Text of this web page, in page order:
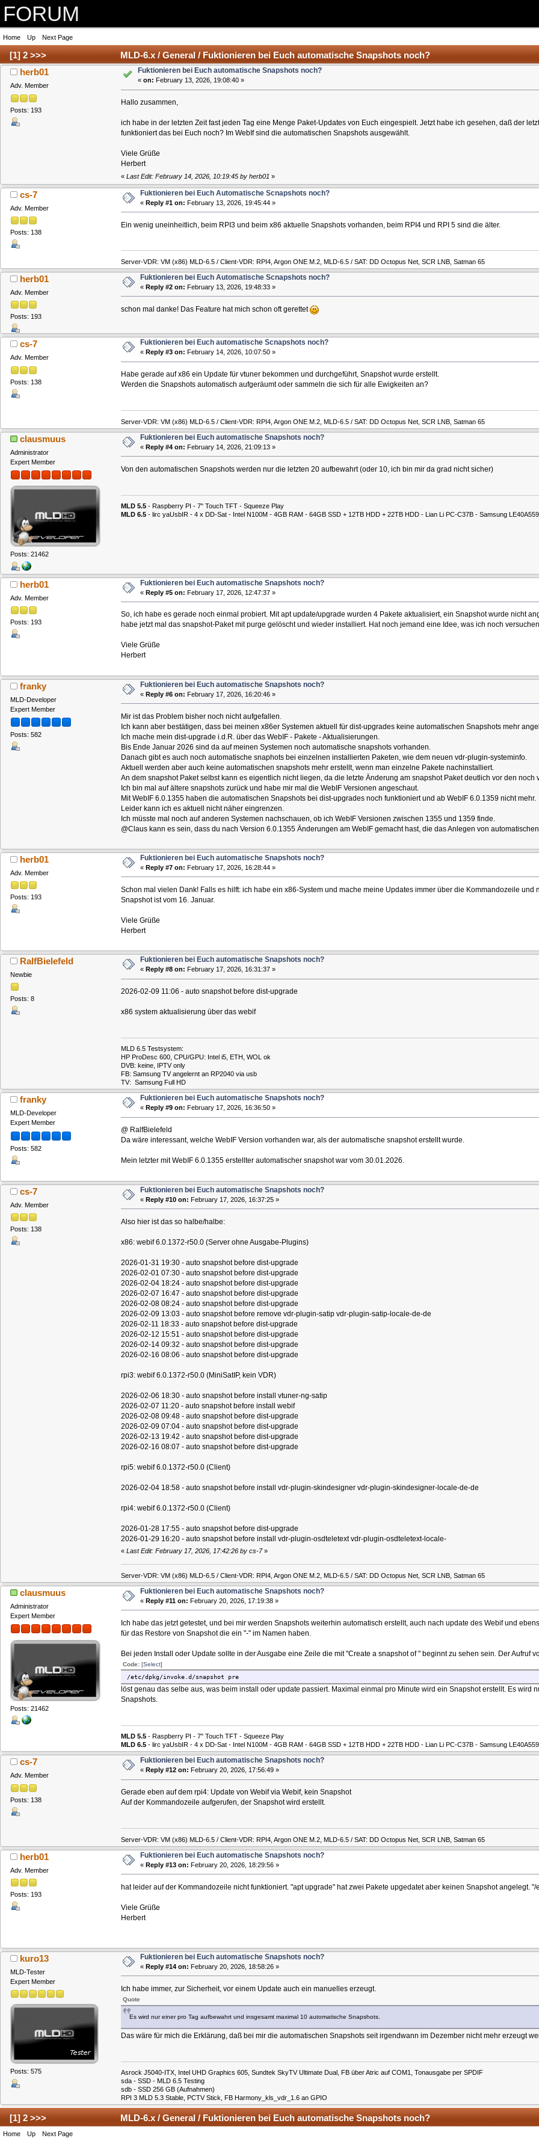
FORUM
Home Up Next Page
[1]2 >>>
MLD-6.x / General / Fuktionieren bei Euch automatische Snapshots noch?
herb01
Adv. Member
Posts: 193
Fuktionieren bei Euch automatische Snapshots noch?
« on: February 13, 2026, 19:08:40 »
Hallo zusammen,
ich habe in der letzten Zeit fast jeden Tag eine Menge Paket-Updates von Euch eingespielt. Jetzt habe ich gesehen, daß der
funktioniert das bei Euch noch? Im WebIf sind die automatischen Snapshots ausgewählt.
Viele Grüße
Herbert
« Last Edit: February 14, 2026, 10:19:45 by herb01 »
cs-7
Adv. Member
Posts: 138
Fuktionieren bei Euch Automatische Scnapshots noch?
« Reply #1 on: February 13, 2026, 19:45:44 »
Ein wenig uneinheitlich, beim RPI3 und beim x86 aktuelle Snapshots vorhanden, beim RPI4 und RPI 5 sind die älter.
Server-VDR: VM (x86) MLD-6.5 / Client-VDR: RPI4, Argon ONE M.2, MLD-6.5 / SAT: DD Octopus Net, SCR LNB, Satman 65
herb01
Adv. Member
Posts: 193
Fuktionieren bei Euch Automatische Scnapshots noch?
« Reply #2 on: February 13, 2026, 19:48:33 »
schon mal danke! Das Feature hat mich schon oft gerettet
cs-7
Adv. Member
Posts: 138
Fuktionieren bei Euch automatische Scnapshots noch?
« Reply #3 on: February 14, 2026, 10:07:50 »
Habe gerade auf x86 ein Update für vtuner bekommen und durchgeführt, Snapshot wurde erstellt.
Werden die Snapshots automatisch aufgeräumt oder sammeln die sich für alle Ewigkeiten an?
Server-VDR: VM (x86) MLD-6.5 / Client-VDR: RPI4, Argon ONE M.2, MLD-6.5 / SAT: DD Octopus Net, SCR LNB, Satman 65
clausmuus
Administrator
Expert Member
Posts: 21462
Fuktionieren bei Euch automatische Snapshots noch?
« Reply #4 on: February 14, 2026, 21:09:13 »
Von den automatischen Snapshots werden nur die letzten 20 aufbewahrt (oder 10, ich bin mir da grad nicht sicher)
MLD 5.5- Raspberry PI - 7" Touch TFT - Squeeze Play
MLD 6.5- lirc yaUsbIR - 4 x DD-Sat - Intel N100M - 4GB RAM - 64GB SSD + 12TB HDD + 22TB HDD - Lian Li PC-C37B - Samsung LE40A559
herb01
Adv. Member
Posts: 193
Fuktionieren bei Euch automatische Snapshots noch?
« Reply #5 on: February 17, 2026, 12:47:37 »
So, ich habe es gerade noch einmal probiert. Mit apt update/upgrade wurden 4 Pakete aktualisiert, ein Snapshot wurde nicht
habe jetzt mal das snapshot-Paket mit purge gelöscht und wieder installiert. Hat noch jemand eine Idee, was ich noch
Viele Grüße
Herbert
franky
MLD-Developer
Expert Member
Posts: 582
Fuktionieren bei Euch automatische Snapshots noch?
« Reply #6 on: February 17, 2026, 16:20:46 »
Mir ist das Problem bisher noch nicht aufgefallen.
Ich kann aber bestätigen, dass bei meinen x86er Systemen aktuell für dist-upgrades keine automatischen Snapshots mehr
Ich mache mein dist-upgrade i.d.R. über das WebIF - Pakete - Aktualisierungen.
Bis Ende Januar 2026 sind da auf meinen Systemen noch automatische snapshots vorhanden.
Danach gibt es auch noch automatische snaphots bei einzelnen installierten Paketen, wie dem neuen vdr-plugin-systeminfo.
Aktuell werden aber auch keine automatischen snapshots mehr erstellt, wenn man einzelne Pakete nachinstalliert.
An dem snapshot Paket selbst kann es eigentlich nicht liegen, da die letzte Änderung am snapshot Paket deutlich vor den noch
Ich bin mal auf ältere snapshots zurück und habe mir mal die WebIF Versionen angeschaut.
Mit WebIF 6.0.1355 haben die automatischen Snapshots bei dist-upgrades noch funktioniert und ab WebIF 6.0.1359 nicht mehr.
Leider kann ich es aktuell nicht näher eingrenzen.
Ich müsste mal noch auf anderen Systemen nachschauen, ob ich WebIF Versionen zwischen 1355 und 1359 finde.
@Claus kann es sein, dass du nach Version 6.0.1355 Änderungen am WebIF gemacht hast, die das Anlegen von
herb01
Adv. Member
Posts: 193
Fuktionieren bei Euch automatische Snapshots noch?
« Reply #7 on: February 17, 2026, 16:28:44 »
Schon mal vielen Dank! Falls es hilft: ich habe ein x86-System und mache meine Updates immer über die Kommandozeile
Snapshot ist vom 16. Januar.
Viele Grüße
Herbert
RalfBielefeld
Newbie
Posts: 8
Fuktionieren bei Euch automatische Snapshots noch?
« Reply #8 on: February 17, 2026, 16:31:37 »
2026-02-09 11:06 - auto snapshot before dist-upgrade
x86 system aktualisierung über das webif
MLD 6.5 Testsystem:
HP ProDesc 600, CPU/GPU: Intel i5, ETH, WOL ok
DVB: keine, IPTV only
FB: Samsung TV angelernt an RP2040 via usb
TV: Samsung Full HD
franky
MLD-Developer
Expert Member
Posts: 582
Fuktionieren bei Euch automatische Snapshots noch?
« Reply #9 on: February 17, 2026, 16:36:50 »
@ RalfBielefeld
Da wäre interessant, welche WebIF Version vorhanden war, als der automatische snapshot erstellt wurde.
Mein letzter mit WebIF 6.0.1355 erstellter automatischer snapshot war vom 30.01.2026.
cs-7
Adv. Member
Posts: 138
Fuktionieren bei Euch automatische Snapshots noch?
« Reply #10 on: February 17, 2026, 16:37:25 »
Also hier ist das so halbe/halbe:
x86: webif 6.0.1372-r50.0 (Server ohne Ausgabe-Plugins)
2026-01-31 19:30 - auto snapshot before dist-upgrade
2026-02-01 07:30 - auto snapshot before dist-upgrade
2026-02-04 18:24 - auto snapshot before dist-upgrade
2026-02-07 16:47 - auto snapshot before dist-upgrade
2026-02-08 08:24 - auto snapshot before dist-upgrade
2026-02-09 13:03 - auto snapshot before remove vdr-plugin-satip vdr-plugin-satip-locale-de-de
2026-02-11 18:33 - auto snapshot before dist-upgrade
2026-02-12 15:51 - auto snapshot before dist-upgrade
2026-02-14 09:32 - auto snapshot before dist-upgrade
2026-02-16 08:06 - auto snapshot before dist-upgrade
rpi3: webif 6.0.1372-r50.0 (MiniSatIP, kein VDR)
2026-02-06 18:30 - auto snapshot before install vtuner-ng-satip
2026-02-07 11:20 - auto snapshot before install webif
2026-02-08 09:48 - auto snapshot before dist-upgrade
2026-02-09 07:04 - auto snapshot before dist-upgrade
2026-02-13 19:42 - auto snapshot before dist-upgrade
2026-02-16 08:07 - auto snapshot before dist-upgrade
rpi5: webif 6.0.1372-r50.0 (Client)
2026-02-04 18:58 - auto snapshot before install vdr-plugin-skindesigner vdr-plugin-skindesigner-locale-de-de
rpi4: webif 6.0.1372-r50.0 (Client)
2026-01-28 17:55 - auto snapshot before dist-upgrade
2026-01-29 16:20 - auto snapshot before install vdr-plugin-osdteletext vdr-plugin-osdteletext-locale-
« Last Edit: February 17, 2026, 17:42:26 by cs-7»
Server-VDR: VM (x86) MLD-6.5 / Client-VDR: RPI4, Argon ONE M.2, MLD-6.5 / SAT: DD Octopus Net, SCR LNB, Satman 65
clausmuus
Administrator
Expert Member
Posts: 21462
Fuktionieren bei Euch automatische Snapshots noch?
« Reply #11 on: February 20, 2026, 17:19:38 »
Ich habe das jetzt getestet, und bei mir werden Snapshots weiterhin automatisch erstellt, auch nach update des Webif und
für das Restore von Snapshot die ein "-" im Namen haben.
Bei jeden Install oder Update sollte in der Ausgabe eine Zeile die mit "Create a snapshot of " beginnt zu sehen sein. Der Aufruf
Code: [Select]
/etc/dpkg/invoke.d/snapshot pre
löst genau das selbe aus, was beim install oder update passiert. Maximal einmal pro Minute wird ein Snapshot erstellt. Es wird
Snapshots.
MLD 5.5- Raspberry PI - 7" Touch TFT - Squeeze Play
MLD 6.5- lirc yaUsbIR - 4 x DD-Sat - Intel N100M - 4GB RAM - 64GB SSD + 12TB HDD + 22TB HDD - Lian Li PC-C37B - Samsung LE40A559
cs-7
Adv. Member
Posts: 138
Fuktionieren bei Euch automatische Snapshots noch?
« Reply #12 on: February 20, 2026, 17:56:49 »
Gerade eben auf dem rpi4: Update von Webif via Webif, kein Snapshot
Auf der Kommandozeile aufgerufen, der Snapshot wird erstellt.
Server-VDR: VM (x86) MLD-6.5 / Client-VDR: RPI4, Argon ONE M.2, MLD-6.5 / SAT: DD Octopus Net, SCR LNB, Satman 65
herb01
Adv. Member
Posts: 193
Fuktionieren bei Euch automatische Snapshots noch?
« Reply #13 on: February 20, 2026, 18:29:56 »
hat leider auf der Kommandozeile nicht funktioniert. "apt upgrade" hat zwei Pakete upgedatet aber keinen Snapshot angelegt.
Viele Grüße
Herbert
kuro13
MLD-Tester
Expert Member
Posts: 575
Fuktionieren bei Euch automatische Snapshots noch?
« Reply #14 on: February 20, 2026, 18:58:26 »
Ich habe immer, zur Sicherheit, vor einem Update auch ein manuelles erzeugt.
Quote
Es wird nur einer pro Tag aufbewahrt und insgesamt maximal 10 automatische Snapshots.
Das wäre für mich die Erklärung, daß bei mir die automatischen Snapshots seit irgendwann im Dezember nicht mehr erzeugt
Asrock J5040-ITX, Intel UHD Graphics 605, Sundtek SkyTV Ultimate Dual, FB über Atric auf COM1, Tonausgabe per SPDIF
sda - SSD - MLD 6.5 Testing
sdb - SSD 256 GB (Aufnahmen)
RPI 3 MLD 5.3 Stable, PCTV Stick, FB Harmony_kls_vdr_1.6 an GPIO
[1]2 >>> MLD-6.x / General / Fuktionieren bei Euch automatische Snapshots noch?
Home Up Next Page